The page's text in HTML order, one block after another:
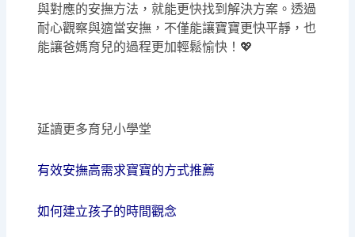
與對應的安撫方法，就能更快找到解決方案。透過
耐心觀察與適當安撫，不僅能讓寶寶更快平靜，也
能讓爸媽育兒的過程更加輕鬆愉快！💖
延讀更多育兒小學堂
有效安撫高需求寶寶的方式推薦
如何建立孩子的時間觀念